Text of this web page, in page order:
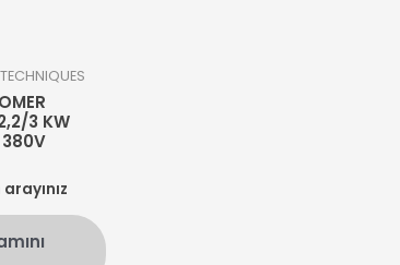
3 KW
380V